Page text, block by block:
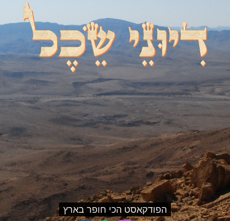
דיוני שכל
הפודקאסט הכי חופר בארץ